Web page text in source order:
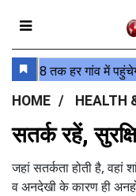
HOME HEALTH
सतर्क रहें,
जहां सतर्कता होती है, वहां
व अनदेखी के कारण ही